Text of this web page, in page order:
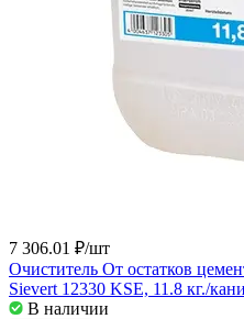
7 306.01 ₽/шт
Очиститель От остатков
Sievert 12330 KSE, 11.8 кг./
В наличии